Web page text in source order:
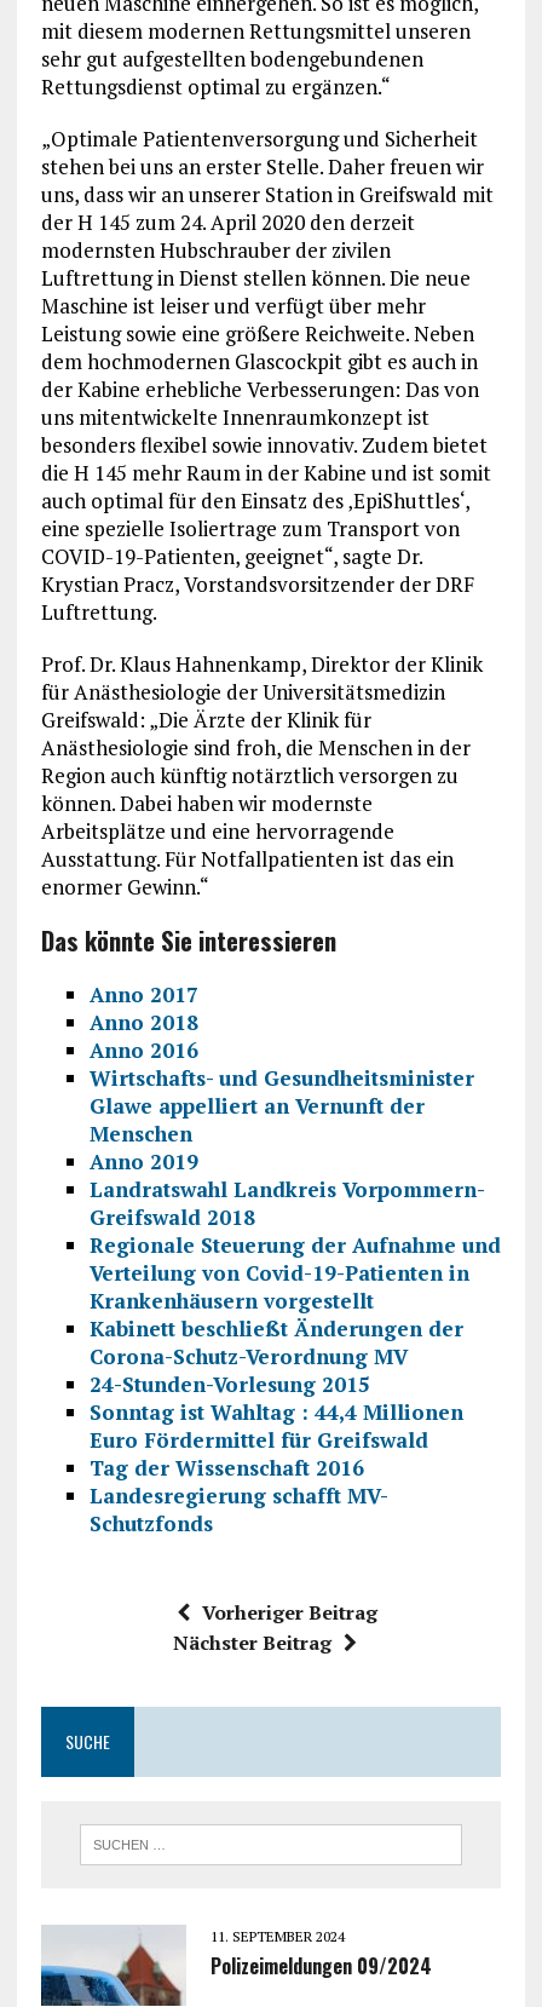
mit diesem modernen Rettungsmittel unseren
sehr gut aufgestellten bodengebundenen
Rettungsdienst optimal zu ergänzen.“
„Optimale Patientenversorgung und Sicherheit
stehen bei uns an erster Stelle. Daher freuen wir
uns, dass wir an unserer Station in Greifswald mit
der H 145 zum 24. April 2020 den derzeit
modernsten Hubschrauber der zivilen
Luftrettung in Dienst stellen können. Die neue
Maschine ist leiser und verfügt über mehr
Leistung sowie eine größere Reichweite. Neben
dem hochmodernen Glascockpit gibt es auch in
der Kabine erhebliche Verbesserungen: Das von
uns mitentwickelte Innenraumkonzept ist
besonders flexibel sowie innovativ. Zudem bietet
die H 145 mehr Raum in der Kabine und ist somit
auch optimal für den Einsatz des ‚EpiShuttles‘,
eine spezielle Isoliertrage zum Transport von
COVID-19-Patienten, geeignet“, sagte Dr.
Krystian Pracz, Vorstandsvorsitzender der DRF
Luftrettung.
Prof. Dr. Klaus Hahnenkamp, Direktor der Klinik
für Anästhesiologie der Universitätsmedizin
Greifswald: „Die Ärzte der Klinik für
Anästhesiologie sind froh, die Menschen in der
Region auch künftig notärztlich versorgen zu
können. Dabei haben wir modernste
Arbeitsplätze und eine hervorragende
Ausstattung. Für Notfallpatienten ist das ein
enormer Gewinn.“
Das könnte Sie interessieren
Anno 2017
Anno 2018
Anno 2016
Wirtschafts- und Gesundheitsminister
Glawe appelliert an Vernunft der
Menschen
Anno 2019
Landratswahl Landkreis Vorpommern-
Greifswald 2018
Regionale Steuerung der Aufnahme und
Verteilung von Covid-19-Patienten in
Krankenhäusern vorgestellt
Kabinett beschließt Änderungen der
Corona-Schutz-Verordnung MV
24-Stunden-Vorlesung 2015
Sonntag ist Wahltag : 44,4 Millionen
Euro Fördermittel für Greifswald
Tag der Wissenschaft 2016
Landesregierung schafft MV-
Schutzfonds
Vorheriger Beitrag
Nächster Beitrag
SUCHE
11. SEPTEMBER 2024
Polizeimeldungen 09/2024